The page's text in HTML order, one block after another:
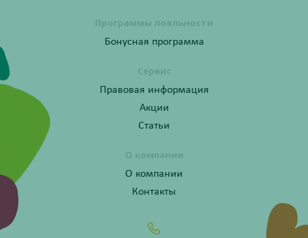
Программы лояльности
Бонусная программа
Сервис
Правовая информация
Акции
Статьи
О компании
О компании
Контакты